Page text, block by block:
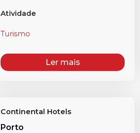
Atividade
Turismo
Ler mais
Continental Hotels
Porto